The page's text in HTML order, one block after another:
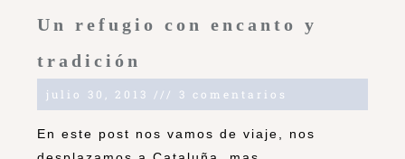
Un refugio con encanto y
tradición
julio 30, 2013 3 comentarios
En este post nos vamos de viaje, nos